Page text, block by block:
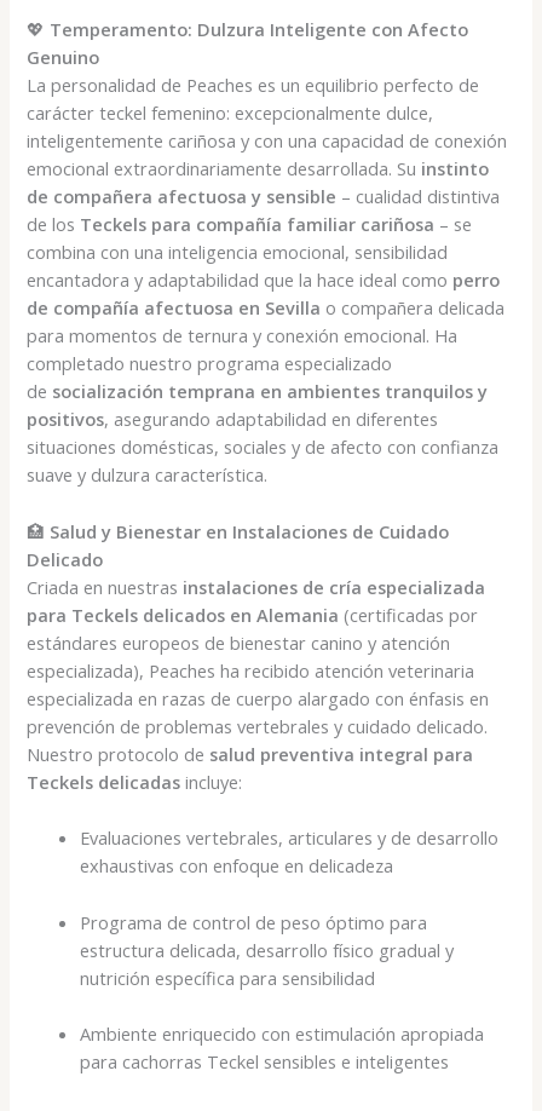
💖 Temperamento: Dulzura Inteligente con Afecto
Genuino
La personalidad de Peaches es un equilibrio perfecto de
carácter teckel femenino: excepcionalmente dulce,
inteligentemente cariñosa y con una capacidad de conexión
emocional extraordinariamente desarrollada. Su instinto
de compañera afectuosa y sensible – cualidad distintiva
de los Teckels para compañía familiar cariñosa – se
combina con una inteligencia emocional, sensibilidad
encantadora y adaptabilidad que la hace ideal como perro
de compañía afectuosa en Sevilla o compañera delicada
para momentos de ternura y conexión emocional. Ha
completado nuestro programa especializado
de socialización temprana en ambientes tranquilos y
positivos, asegurando adaptabilidad en diferentes
situaciones domésticas, sociales y de afecto con confianza
suave y dulzura característica.
🏥 Salud y Bienestar en Instalaciones de Cuidado
Delicado
Criada en nuestras instalaciones de cría especializada
para Teckels delicados en Alemania (certificadas por
estándares europeos de bienestar canino y atención
especializada), Peaches ha recibido atención veterinaria
especializada en razas de cuerpo alargado con énfasis en
prevención de problemas vertebrales y cuidado delicado.
Nuestro protocolo de salud preventiva integral para
Teckels delicadas incluye:
Evaluaciones vertebrales, articulares y de desarrollo
exhaustivas con enfoque en delicadeza
Programa de control de peso óptimo para
estructura delicada, desarrollo físico gradual y
nutrición específica para sensibilidad
Ambiente enriquecido con estimulación apropiada
para cachorras Teckel sensibles e inteligentes